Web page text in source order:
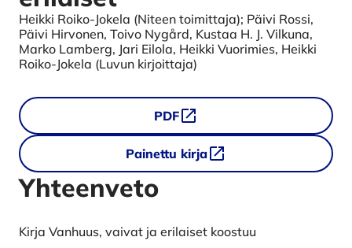
Heikki Roiko-Jokela (Niteen toimittaja); Päivi Rossi,
Päivi Hirvonen, Toivo Nygård, Kustaa H. J. Vilkuna,
Marko Lamberg, Jari Eilola, Heikki Vuorimies, Heikki
Roiko-Jokela (Luvun kirjoittaja)
Tiedostolataukset
PDF
Painettu kirja
Yhteenveto
Kirja Vanhuus, vaivat ja erilaiset koostuu